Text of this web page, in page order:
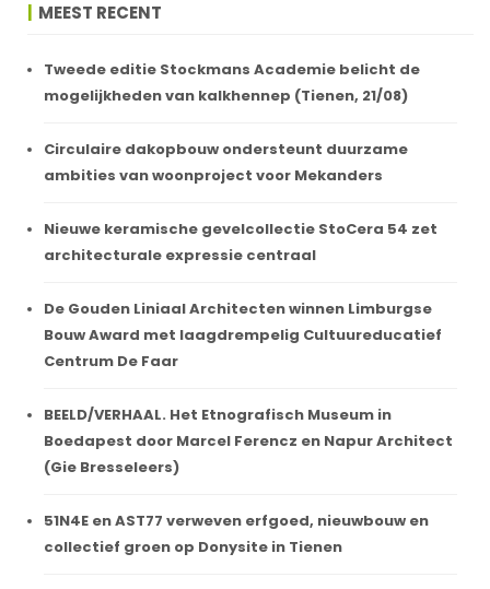
MEEST RECENT
Tweede editie Stockmans Academie belicht de
mogelijkheden van kalkhennep (Tienen, 21/08)
Circulaire dakopbouw ondersteunt duurzame
ambities van woonproject voor Mekanders
Nieuwe keramische gevelcollectie StoCera 54 zet
architecturale expressie centraal
De Gouden Liniaal Architecten winnen Limburgse
Bouw Award met laagdrempelig Cultuureducatief
Centrum De Faar
BEELD/VERHAAL. Het Etnografisch Museum in
Boedapest door Marcel Ferencz en Napur Architect
(Gie Bresseleers)
51N4E en AST77 verweven erfgoed, nieuwbouw en
collectief groen op Donysite in Tienen